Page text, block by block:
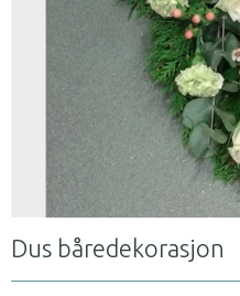
Dus båredekorasjon